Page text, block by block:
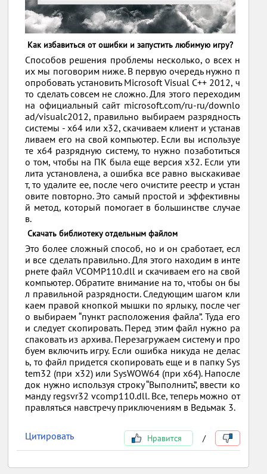
Как избавиться от ошибки и запустить любимую игру?
Способов решения проблемы несколько, о всех н
их мы поговорим ниже. В первую очередь нужно п
опробовать установить Microsoft Visual C++ 2012, ч
то сделать совсем не сложно. Для этого переходим
на официальный сайт microsoft.com/ru-ru/downlo
ad/visualc2012, правильно выбираем разрядность
системы - x64 или x32, скачиваем клиент и устанав
ливаем его на свой компьютер. Если вы используе
те x64 разрядную систему, то нужно позаботиться
о том, чтобы на ПК была еще версия x32. Если ути
лита установлена, а ошибка все равно выскакивае
т, то удалите ее, после чего очистите реестр и устан
овите повторно. Это самый простой и эффективны
й метод, который помогает в большинстве случае
в.
Скачать библиотеку отдельным файлом
Это более сложный способ, но и он сработает, есл
и все сделать правильно. Для этого находим в инте
рнете файл VCOMP110.dll и скачиваем его на свой
компьютер. Обратите внимание на то, чтобы он бы
л правильной разрядности. Следующим шагом кли
каем правой кнопкой мышки по ярлыку, после чег
о выбираем “пункт расположения файла”. Туда его
и следует скопировать. Перед этим файл нужно ра
спаковать из архива. Перезагружаем систему и про
буем включить игру. Если ошибка никуда не делас
ь, то файл придется скопировать еще и в папку Sys
tem32 (при x32) или SysWOW64 (при x64). Напосле
док нужно используя строку “Выполнить”, ввести ко
манду regsvr32 vcomp110.dll. Все, теперь можно от
правляться навстречу приключениям в Ведьмак 3.
Цитировать Нравится /